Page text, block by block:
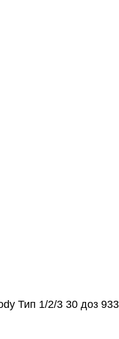
Тип 1/2/3 30 доз